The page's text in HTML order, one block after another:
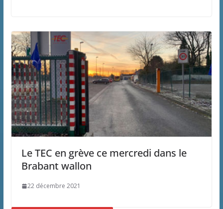
Le TEC en grève ce mercredi dans le
Brabant wallon
22 décembre 2021